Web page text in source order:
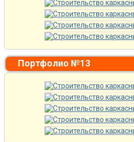
Портфолио №13